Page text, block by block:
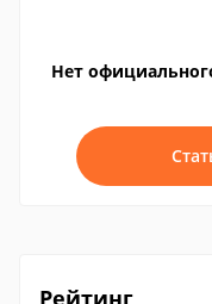
Нет
Рейтинг